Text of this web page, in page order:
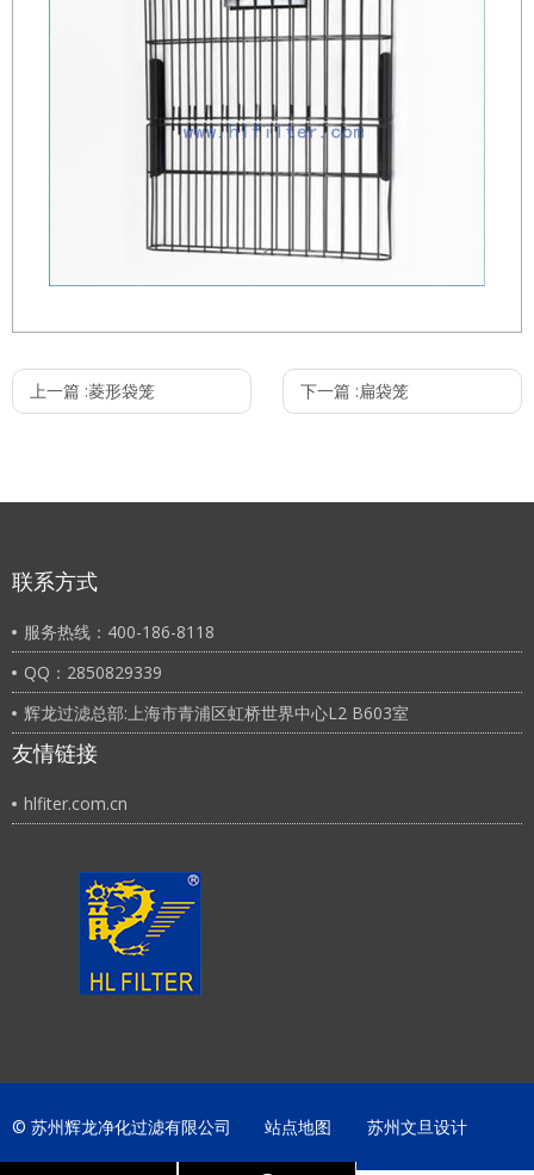
上一篇 :菱形袋笼 下一篇 :扁袋笼
联系方式
服务热线：400-186-8118
QQ：2850829339
辉龙过滤总部:上海市青浦区虹桥世界中心L2 B603室
友情链接
hlfiter.com.cn
© 苏州辉龙净化过滤有限公司 站点地图 苏州文旦设计